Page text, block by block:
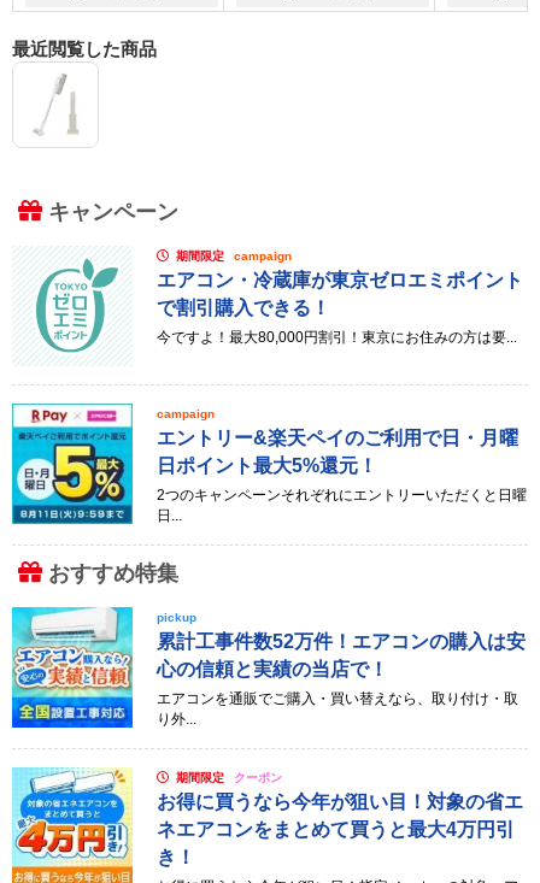
最近閲覧した商品
キャンペーン
期間限定 campaign
エアコン・冷蔵庫が東京ゼロエミポイント
で割引購入できる！
今ですよ！最大80,000円割引！東京にお住みの方は要...
campaign
エントリー&楽天ペイのご利用で日・月曜
日ポイント最大5%還元！
2つのキャンペーンそれぞれにエントリーいただくと日曜
日...
おすすめ特集
pickup
累計工事件数52万件！エアコンの購入は安
心の信頼と実績の当店で！
エアコンを通販でご購入・買い替えなら、取り付け・取
り外...
期間限定 クーポン
お得に買うなら今年が狙い目！対象の省エ
ネエアコンをまとめて買うと最大4万円引
き！